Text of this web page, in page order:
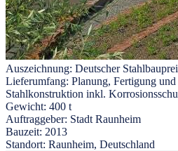
Auszeichnung: Deutscher
Lieferumfang: Planung, Fertigung
Stahlkonstruktion inkl.
Gewicht: 400 t
Auftraggeber: Stadt Raunheim
Bauzeit: 2013
Standort: Raunheim, Deutschland